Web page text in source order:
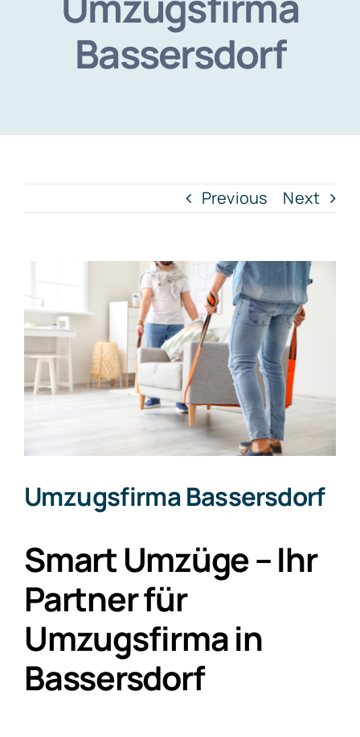
Bassersdorf
Previous Next
Larger
Image
Umzugsfirma Bassersdorf
Smart Umzüge – Ihr
Partner für
Umzugsfirma in
Bassersdorf